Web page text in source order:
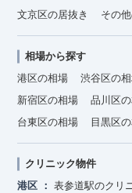
文京区の居抜き
その
相場から探す
港区の相場
渋谷区の
新宿区の相場
品川区
台東区の相場
目黒区
クリニック物件
港区
表参道駅のクリ